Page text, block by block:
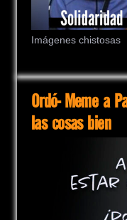
Imágenes chistosas
Ordó- Meme a
las cosas bien